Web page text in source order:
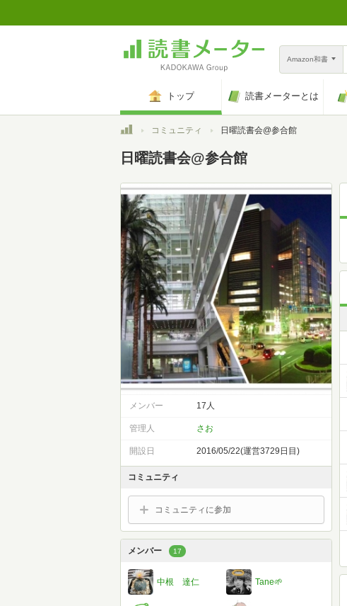
Amazon和書
トップ 読書メーターとは
トップコミュニティ 日曜読書会@参合館
日曜読書会@参合館
メンバー 17人
管理人 さお
開設日 2016/05/22(運営3729日目)
コミュニティ
コミュニティに参加
メンバー 17
中根 達仁 Tane🌱